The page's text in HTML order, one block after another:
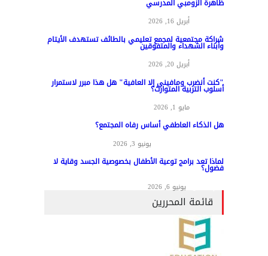
ظاهرة الزومبي المدرسي
أبريل 16, 2026
شراكة مجتمعية لمجمع تعليمي بالطائف تستهدف الأيتام
وأبناء الشهداء والمتفوقين
أبريل 20, 2026
"كنت أنضرب ومافيني إلا العافية" هل هذا مبرر لاستمرار
أسلوب التربية المتوارث؟
مايو 1, 2026
هل الذكاء العاطفي أساس رفاه المجتمع؟
يونيو 3, 2026
لماذا تعد برامج توعية الأطفال بخصوصية الجسد وقاية لا
فضول؟
يونيو 6, 2026
قائمة المحررين